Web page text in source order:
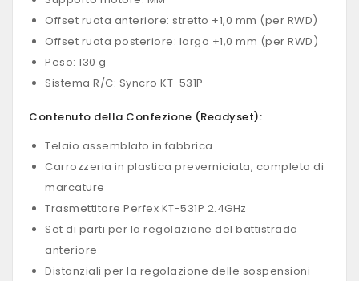
Offset ruota anteriore: stretto +1,0 mm (per RWD)
Offset ruota posteriore: largo +1,0 mm (per RWD)
Peso: 130 g
Sistema R/C: Syncro KT-531P
Contenuto della Confezione (Readyset):
Telaio assemblato in fabbrica
Carrozzeria in plastica preverniciata, completa di
marcature
Trasmettitore Perfex KT-531P 2.4GHz
Set di parti per la regolazione del battistrada
anteriore
Distanziali per la regolazione delle sospensioni